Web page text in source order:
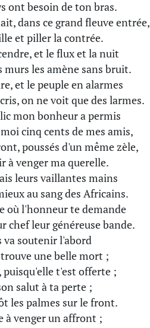
ont besoin de ton bras.
dans ce grand fleuve entrée,
et piller la contrée.
et le flux et la nuit
murs les amène sans bruit.
et le peuple en alarmes
on ne voit que des larmes.
mon bonheur a permis
cinq cents de mes amis,
poussés d'un même zèle,
à venger ma querelle.
leurs vaillantes mains
au sang des Africains.
où l'honneur te demande
chef leur généreuse bande.
va soutenir l'abord
une belle mort ;
puisqu'elle t'est offerte ;
salut à ta perte ;
les palmes sur le front.
à venger un affront ;